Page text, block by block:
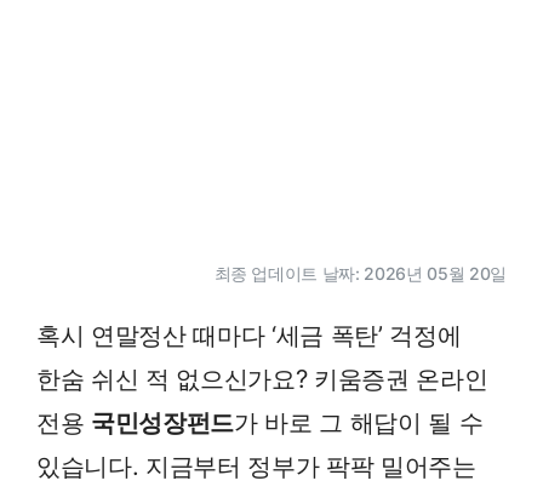
최종 업데이트 날짜: 2026년 05월 20일
혹시 연말정산 때마다 ‘세금 폭탄’ 걱정에
한숨 쉬신 적 없으신가요? 키움증권 온라인
전용 국민성장펀드가 바로 그 해답이 될 수
있습니다. 지금부터 정부가 팍팍 밀어주는